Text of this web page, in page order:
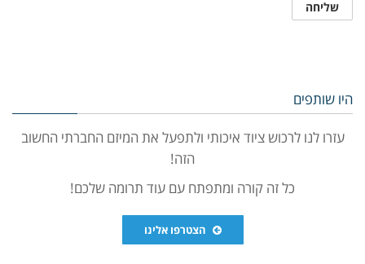
היו שותפים
עזרו לנו לרכוש ציוד איכותי ולתפעל את המיזם החברתי החשוב
הזה!
כל זה קורה ומתפתח עם עוד תרומה שלכם!
הצטרפו אלינו